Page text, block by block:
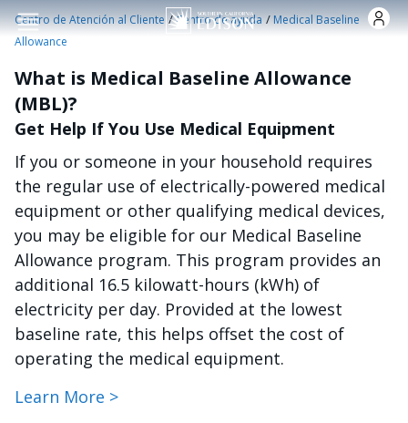
Pasar al contenido principal
Centro de Atención al Cliente /Centro de ayuda /Medical Baseline
Allowance
What is Medical Baseline Allowance
(MBL)?
Get Help If You Use Medical Equipment
If you or someone in your household requires
the regular use of electrically-powered medical
equipment or other qualifying medical devices,
you may be eligible for our Medical Baseline
Allowance program. This program provides an
additional 16.5 kilowatt-hours (kWh) of
electricity per day. Provided at the lowest
baseline rate, this helps offset the cost of
operating the medical equipment.
Learn More >